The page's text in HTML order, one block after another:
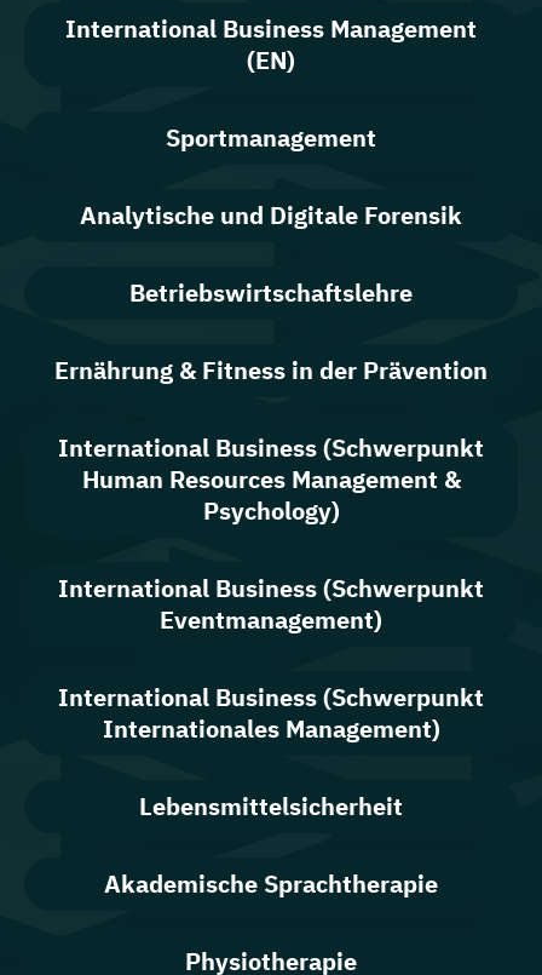
International Business Management
(EN)
Sportmanagement
Analytische und Digitale Forensik
Betriebswirtschaftslehre
Ernährung & Fitness in der Prävention
International Business (Schwerpunkt
Human Resources Management &
Psychology)
International Business (Schwerpunkt
Eventmanagement)
International Business (Schwerpunkt
Internationales Management)
Lebensmittelsicherheit
Akademische Sprachtherapie
Physiotherapie